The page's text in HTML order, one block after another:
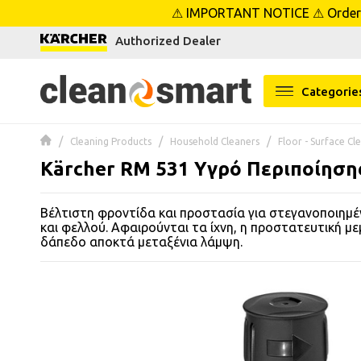
menu
⚠ IMPORTANT NOTICE ⚠
Authorized Dealer
Cleaning Products Household Cleaners Floor - Surface
Kärcher RM 531 Υγρό
Βέλτιστη φροντίδα και προστασία για
και φελλού. Αφαιρούνται τα ίχνη, η προστατευτική
δάπεδο αποκτά μεταξένια λάμψη.